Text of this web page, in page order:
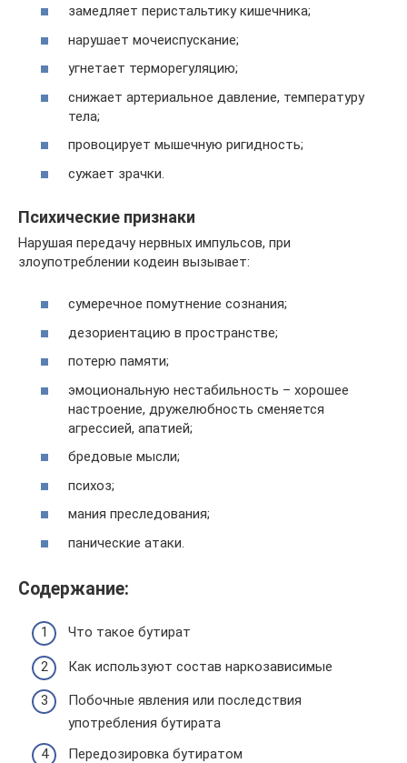
замедляет перистальтику кишечника;
нарушает мочеиспускание;
угнетает терморегуляцию;
снижает артериальное давление, температуру
тела;
провоцирует мышечную ригидность;
сужает зрачки.
Психические признаки
Нарушая передачу нервных импульсов, при
злоупотреблении кодеин вызывает:
сумеречное помутнение сознания;
дезориентацию в пространстве;
потерю памяти;
эмоциональную нестабильность – хорошее
настроение, дружелюбность сменяется
агрессией, апатией;
бредовые мысли;
психоз;
мания преследования;
панические атаки.
Содержание:
Что такое бутират
Как используют состав наркозависимые
Побочные явления или последствия
употребления бутирата
Передозировка бутиратом